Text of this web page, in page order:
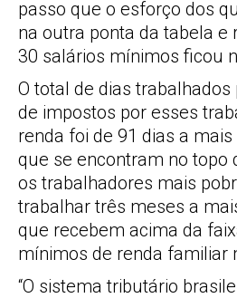
passo que o esforço dos
na outra ponta da tabela e
30 salários mínimos ficou
O total de dias
de impostos por esses
renda foi de 91 dias a
que se encontram no topo
os trabalhadores mais
trabalhar três meses a
que recebem acima da
mínimos de renda familiar
“O sistema tributário